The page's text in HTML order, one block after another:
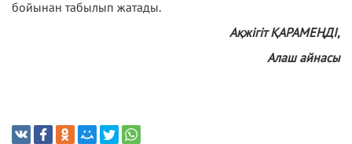
бойынан табылып жатады.
Ақжігіт ҚАРАМЕҢДІ,
Алаш айнасы